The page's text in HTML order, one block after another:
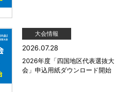
大会情報
2026.07.28
2026年度「四国地区代表選抜大
会」申込用紙ダウンロード開始